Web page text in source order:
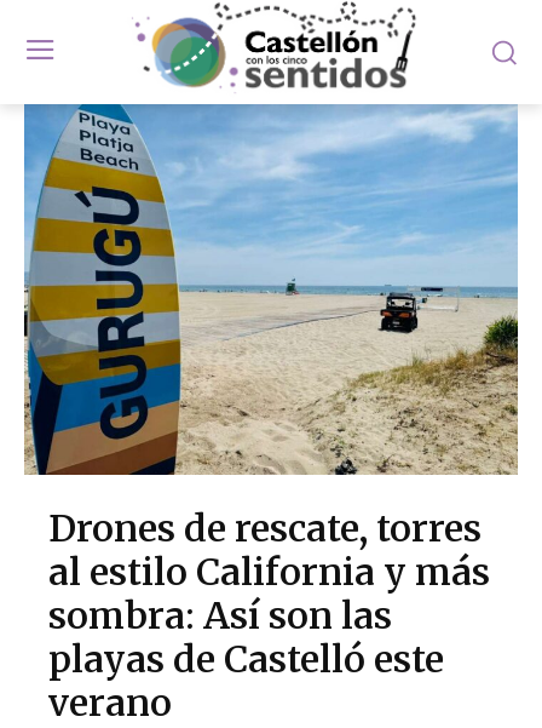
Drones de rescate, torres
al estilo California y más
sombra: Así son las
playas de Castelló este
verano